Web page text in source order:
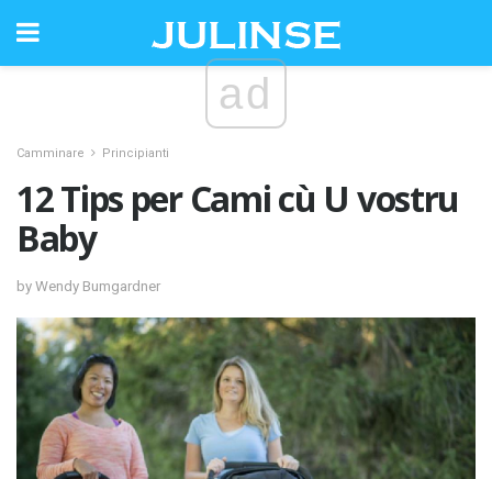
ad
Camminare Principianti
12 Tips per Cami cù U vostru
Baby
by Wendy Bumgardner